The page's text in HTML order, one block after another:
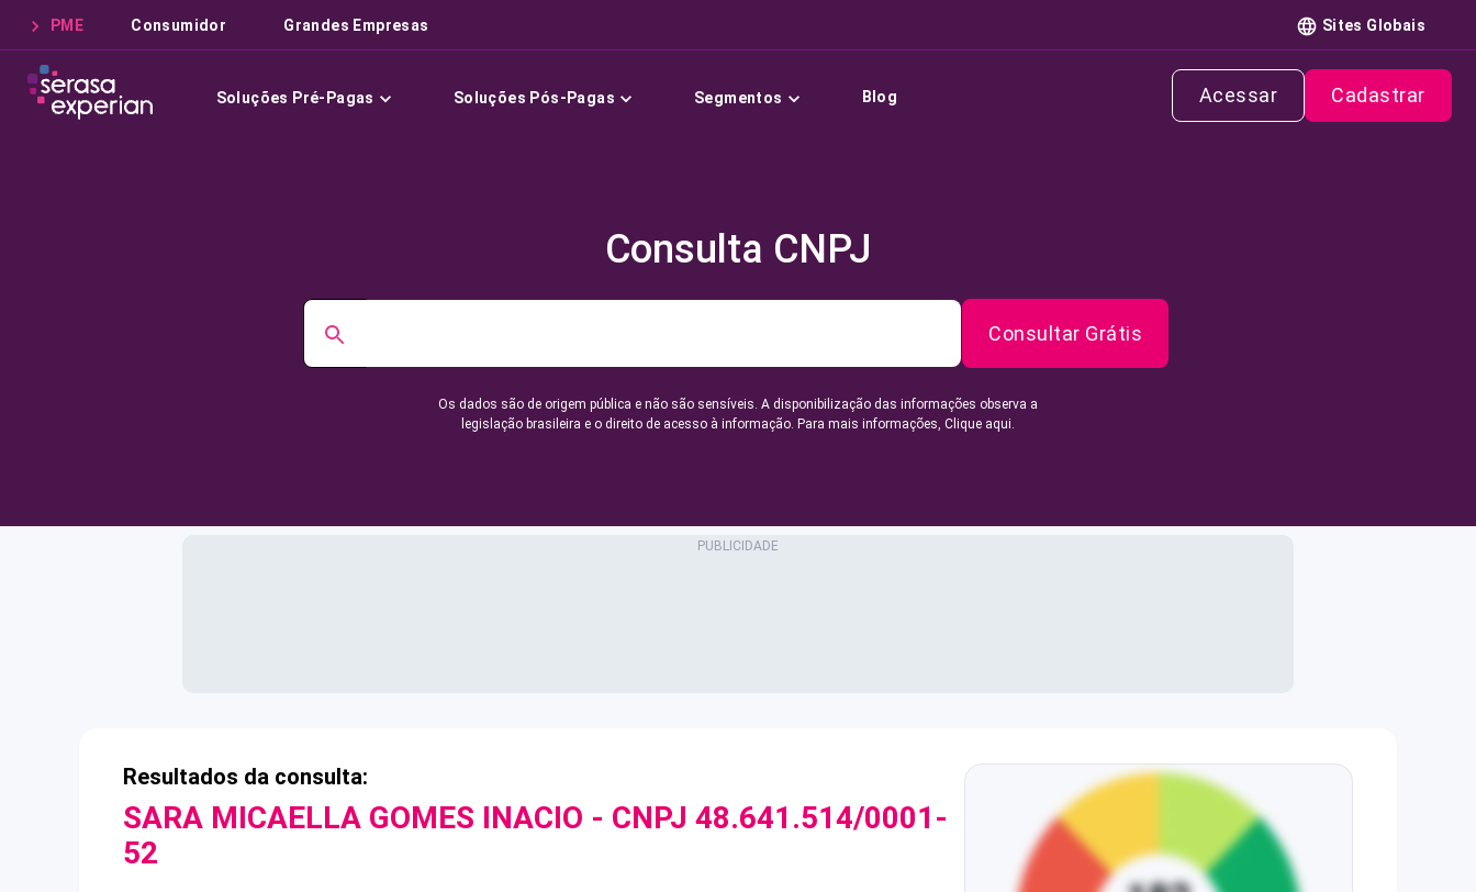
PME Consumidor Grandes Empresas Sites Globais
Soluções Pré-Pagas Soluções Pós-Pagas Segmentos Blog Acessar Cadastrar
Consulta CNPJ
Consultar Grátis
Os dados são de origem pública e não são sensíveis. A disponibilização das informações observa a
legislação brasileira e o direito de acesso à informação. Para mais informações, Clique aqui.
Resultados da consulta:
SARA MICAELLA GOMES INACIO - CNPJ 48.641.514/0001-
52